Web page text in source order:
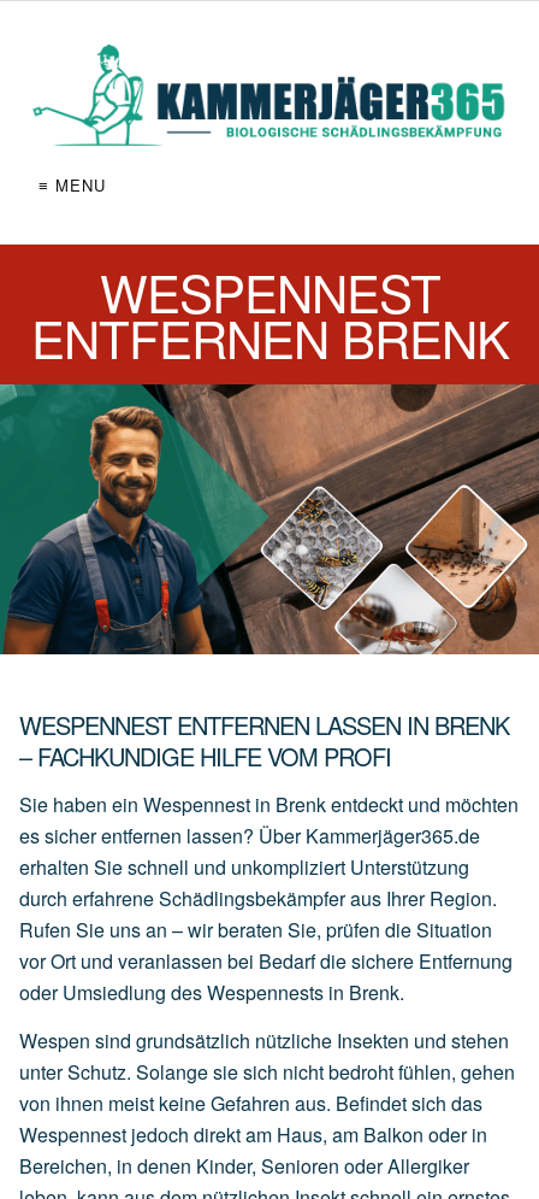
≡ MENU
WESPENNEST
ENTFERNEN BRENK
WESPENNEST ENTFERNEN LASSEN IN BRENK
– FACHKUNDIGE HILFE VOM PROFI
Sie haben ein Wespennest in Brenk entdeckt und möchten
es sicher entfernen lassen? Über Kammerjäger365.de
erhalten Sie schnell und unkompliziert Unterstützung
durch erfahrene Schädlingsbekämpfer aus Ihrer Region.
Rufen Sie uns an – wir beraten Sie, prüfen die Situation
vor Ort und veranlassen bei Bedarf die sichere Entfernung
oder Umsiedlung des Wespennests in Brenk.
Wespen sind grundsätzlich nützliche Insekten und stehen
unter Schutz. Solange sie sich nicht bedroht fühlen, gehen
von ihnen meist keine Gefahren aus. Befindet sich das
Wespennest jedoch direkt am Haus, am Balkon oder in
Bereichen, in denen Kinder, Senioren oder Allergiker